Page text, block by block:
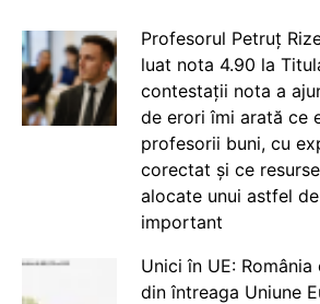
Profesorul Petruț
luat nota 4.90 la
contestații nota a
de erori îmi arată ce
profesorii buni, cu
corectat și ce
alocate unui astfel
important
Unici în UE:
din întreaga Uniune